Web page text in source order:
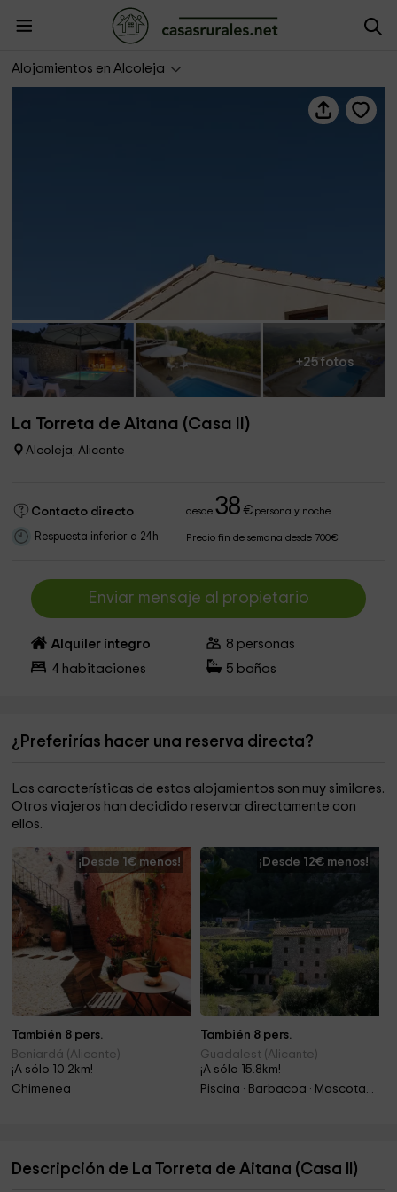
Alojamientos en Alcoleja
La Torreta de Aitana (Casa II)
+25 fotos
La Torreta de Aitana (Casa II)
Alcoleja, Alicante
Contacto directo desde38 €persona y noche
Respuesta inferior a 24h Precio fin de semana desde 700€
Enviar mensaje al propietario
Alquiler íntegro 8 personas
4 habitaciones 5 baños
¿Preferirías hacer una reserva directa?
Las características de estos alojamientos son muy similares.
Otros viajeros han decidido reservar directamente con
ellos.
¡Desde 1€ menos!
También 8 pers.
Beniardá (Alicante)
¡A sólo 10.2km!
Chimenea
¡Desde 12€ menos!
También 8 pers.
Guadalest (Alicante)
¡A sólo 15.8km!
Piscina · Barbacoa · Mascotas · Chimenea
Descripción de La Torreta de Aitana (Casa II)